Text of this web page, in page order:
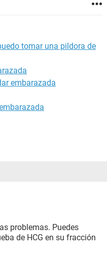
tomar una pildora de
embarazada
problemas. Puedes
de HCG en su fracción